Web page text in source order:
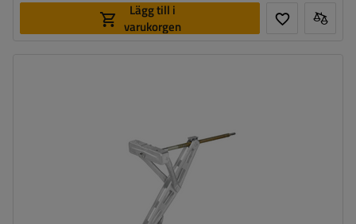
Lägg till i
varukorgen
nej